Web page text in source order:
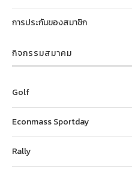
การประกันของสมาชิก
กิจกรรมสมาคม
Golf
Econmass Sportday
Rally